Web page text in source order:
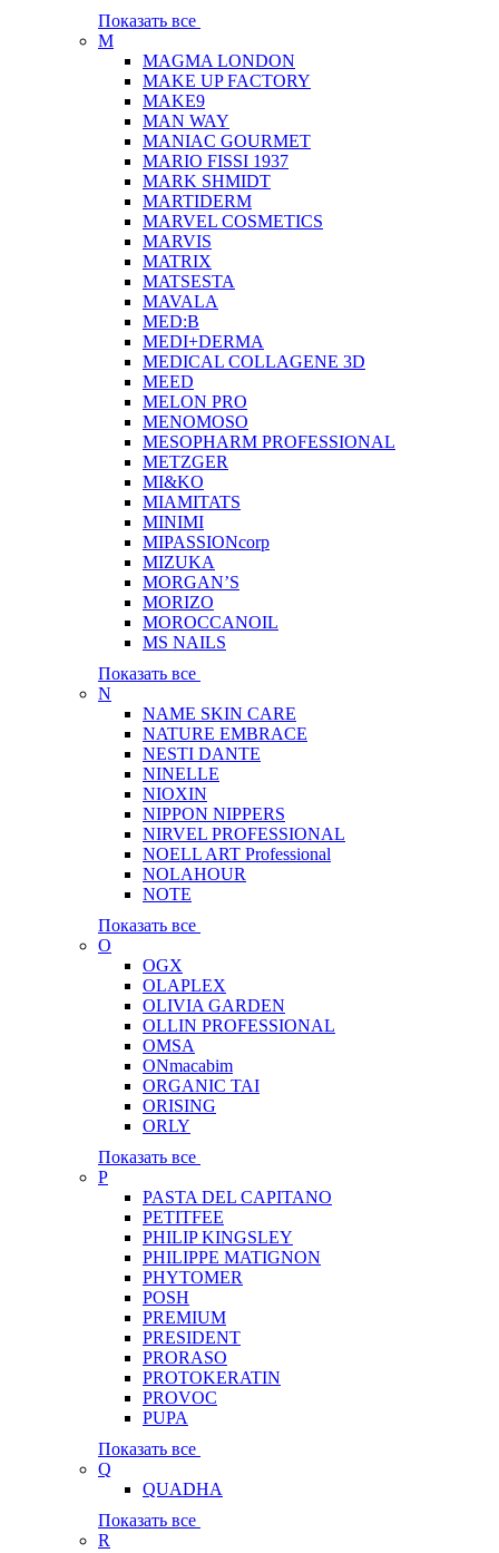
Показать все
M
MAGMA LONDON
MAKE UP FACTORY
MAKE9
MAN WAY
MANIAC GOURMET
MARIO FISSI 1937
MARK SHMIDT
MARTIDERM
MARVEL COSMETICS
MARVIS
MATRIX
MATSESTA
MAVALA
MED:B
MEDI+DERMA
MEDICAL COLLAGENE 3D
MEED
MELON PRO
MENOMOSO
MESOPHARM PROFESSIONAL
METZGER
MI&KO
MIAMITATS
MINIMI
MIPASSIONcorp
MIZUKA
MORGAN’S
MORIZO
MOROCCANOIL
MS NAILS
Показать все
N
NAME SKIN CARE
NATURE EMBRACE
NESTI DANTE
NINELLE
NIOXIN
NIPPON NIPPERS
NIRVEL PROFESSIONAL
NOELL ART Professional
NOLAHOUR
NOTE
Показать все
O
OGX
OLAPLEX
OLIVIA GARDEN
OLLIN PROFESSIONAL
OMSA
ONmacabim
ORGANIC TAI
ORISING
ORLY
Показать все
P
PASTA DEL CAPITANO
PETITFEE
PHILIP KINGSLEY
PHILIPPE MATIGNON
PHYTOMER
POSH
PREMIUM
PRESIDENT
PRORASO
PROTOKERATIN
PROVOC
PUPA
Показать все
Q
QUADHA
Показать все
R